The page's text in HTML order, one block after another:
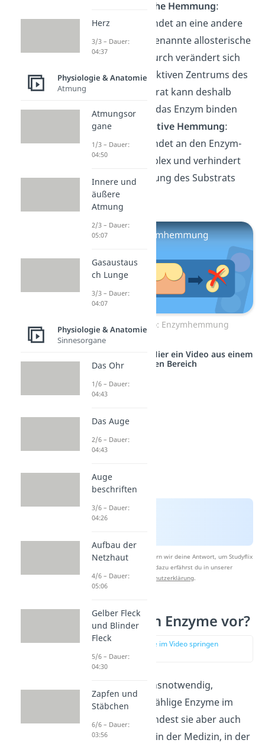
allosterische Hemmung:
Hemmstoff bindet an eine andere
Stelle, das sogenannte allosterische
Zentrum. Dadurch verändert sich
die Form des aktiven Zentrums des
Enzyms; Substrat kann deshalb
nicht mehr an das Enzym binden
dieunkompetitive Hemmung:
Hemmstoff bindet an den Enzym-
Substrat-Komplex und verhindert
so die Umsetzung des Substrats
zum Produkt
Zum Video: Enzymhemmung
Studyflix vernetzt: Hier ein Video aus einem
anderen Bereich
Nach Beantwortung speichern wir deine Antwort, um Studyflix
zu verbessern. Mehr dazu erfährst du in unserer
Datenschutzerklärung.
Wo kommen Enzyme vor?
zur Stelle im Video springen
(02:57)
Enzyme sind lebensnotwendig,
weswegen du unzählige Enzyme im
Körper hast. Du findest sie aber auch
im Alltag: Enzyme in der Medizin, in der
Herz
3/3 – Dauer:
04:37
Physiologie & Anatomie
Atmung
Atmungsor
gane
1/3 – Dauer:
04:50
Innere und
äußere
Atmung
2/3 – Dauer:
05:07
Gasaustaus
ch Lunge
3/3 – Dauer:
04:07
Physiologie & Anatomie
Sinnesorgane
Das Ohr
1/6 – Dauer:
04:43
Das Auge
2/6 – Dauer:
04:43
Auge
beschriften
3/6 – Dauer:
04:26
Aufbau der
Netzhaut
4/6 – Dauer:
05:06
Gelber Fleck
und Blinder
Fleck
5/6 – Dauer:
04:30
Zapfen und
Stäbchen
6/6 – Dauer:
03:56